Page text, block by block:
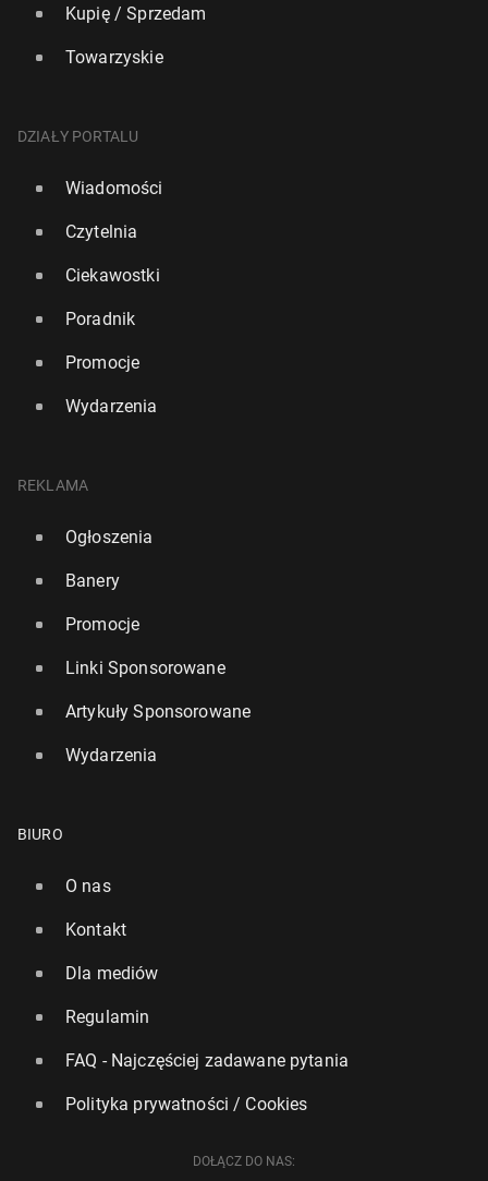
nie ko­niecz­ne"
Europa obawia się, że USA nie będą w stanie do­
star­czać uzbro­je­nia so­jusz­ni­kom
Stany Zjed­no­czo­ne mają już 250 lat – 4 lipca 1776
Kupię / Sprzedam
Towarzyskie
DZIAŁY PORTALU
Wiadomości
Czytelnia
Ciekawostki
Poradnik
Promocje
Wydarzenia
REKLAMA
Ogłoszenia
Banery
Promocje
Linki Sponsorowane
Artykuły Sponsorowane
Wydarzenia
BIURO
O nas
Kontakt
Dla mediów
Regulamin
FAQ - Najczęściej zadawane pytania
Polityka prywatności / Cookies
DOŁĄCZ DO NAS: